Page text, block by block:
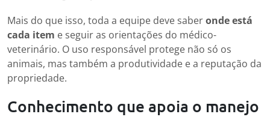
Mais do que isso, toda a equipe deve saberonde está
cada item e seguir as orientações do médico-
veterinário. O uso responsável protege não só os
animais, mas também a produtividade e a reputação da
propriedade.
Conhecimento que apoia o manejo